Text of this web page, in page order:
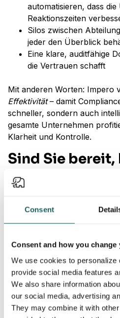
Consent
Consent and how you
We use cookies to personalize
provide social media features
We also share information
our social media, advertising
They may combine it with
automatisieren, dass
Reaktionszeiten
Silos zwischen
jeder den Überblick
Eine klare, auditfähige
die Vertrauen schafft
Mit anderen Worten: Impero
Effektivität– damit
schneller, sondern auch
gesamte Unternehmen
Klarheit und Kontrolle.
Sind Sie bereit,
Compliance-
überdenken?
Compliance ist kein Punkt
Wettbewerbsvorteil. In einer
strenger werden, sind die
manuelle Arbeit) einfach zu
Erfolgreiche Unternehmen
EntwicklungSchritt– sie
skalierbare Compliance-
agieren und selbstbewusst